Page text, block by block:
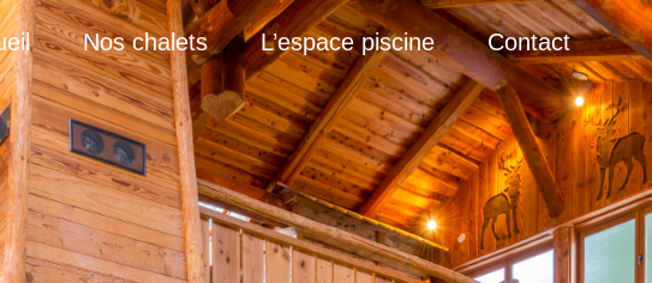
Nos chalets L’espace piscine Contact